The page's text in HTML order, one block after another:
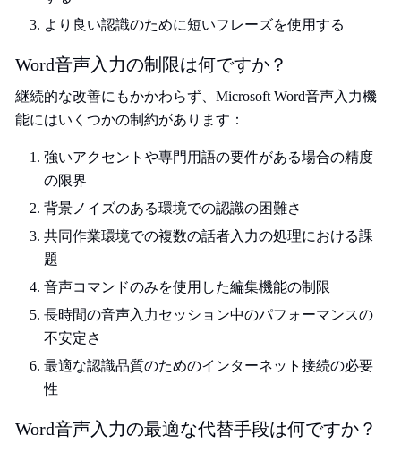
より良い認識のために短いフレーズを使用する
Word音声入力の制限は何ですか？
継続的な改善にもかかわらず、Microsoft Word音声入力機
能にはいくつかの制約があります：
強いアクセントや専門用語の要件がある場合の精度
の限界
背景ノイズのある環境での認識の困難さ
共同作業環境での複数の話者入力の処理における課
題
音声コマンドのみを使用した編集機能の制限
長時間の音声入力セッション中のパフォーマンスの
不安定さ
最適な認識品質のためのインターネット接続の必要
性
Word音声入力の最適な代替手段は何ですか？